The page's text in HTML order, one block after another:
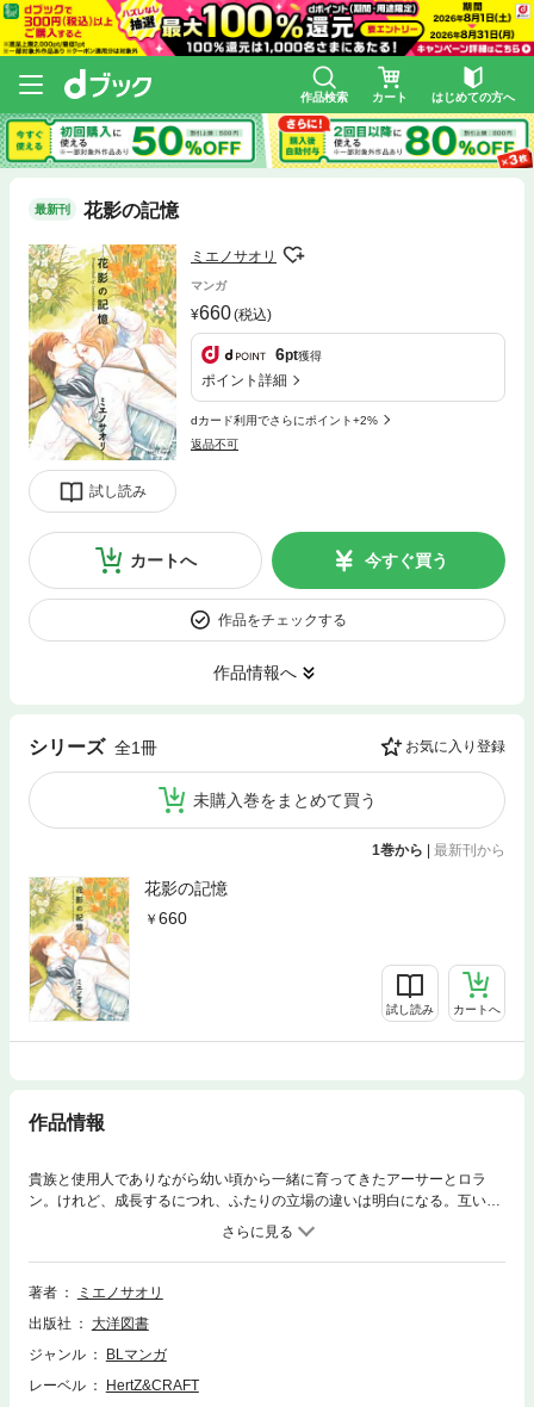
作品検索 カート はじめての方へ
最新刊 花影の記憶
試し読み
ミエノサオリ
マンガ
660(税込)
6pt獲得
ポイント詳細
dカード利用でさらにポイント+2%
返品不可
カートへ 今すぐ買う
作品をチェックする
作品情報へ
シリーズ 全1冊 お気に入り登録
未購入巻をまとめて買う
1巻から | 最新刊から
花影の記憶
660
試し読み カートへ
作品情報
貴族と使用人でありながら幼い頃から一緒に育ってきたアーサーとロラ
ン。けれど、成長するにつれ、ふたりの立場の違いは明白になる。互いに
想いながらも、その気持ちを受け入れることは許されず……若き貴族と執
著者
ミエノサオリ
出版社
大洋図書
ジャンル
BLマンガ
レーベル
HertZ&CRAFT